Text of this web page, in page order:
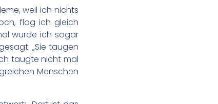
weil ich nichts
flog ich gleich
wurde ich sogar
„Sie taugen
taugte nicht mal
Menschen